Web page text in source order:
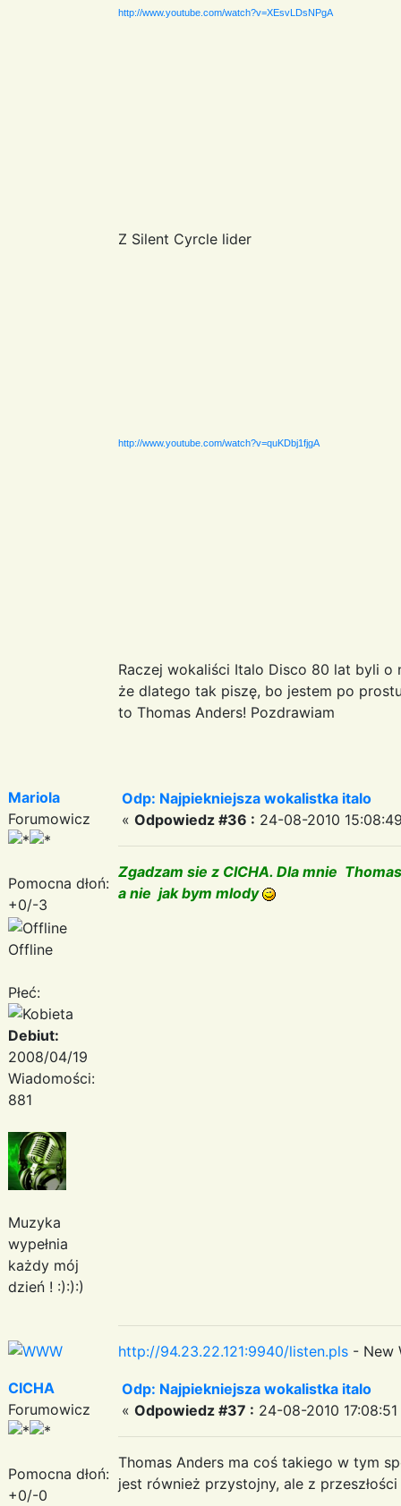
http://www.youtube.com/watch?v=XEsvLDsNPgA
Z Silent Cyrcle lider
http://www.youtube.com/watch?v=quKDbj1fjgA
Raczej wokaliści Italo Disco 80 lat byli o
że dlatego tak piszę, bo jestem po
to Thomas Anders! Pozdrawiam
Mariola
Forumowicz
Pomocna dłoń:
+0/-3
Offline
Płeć:
Debiut:
2008/04/19
Wiadomości:
881
Muzyka
wypełnia
każdy mój
dzień ! :):):)
Odp: Najpiekniejsza wokalistka italo
« Odpowiedz #36 : 24-08-2010
Zgadzam sie z CICHA. Dla mnie
a nie jak bym mlody
http://94.23.22.121:9940/listen.pls - New
CICHA
Forumowicz
Pomocna dłoń:
+0/-0
Odp: Najpiekniejsza wokalistka italo
« Odpowiedz #37 : 24-08-2010 17:08:51
Thomas Anders ma coś takiego w tym
jest również przystojny, ale z